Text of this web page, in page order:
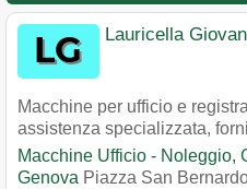
Lauricella
Macchine per ufficio e
assistenza specializzata,
Macchine Ufficio - Noleggio,
Genova Piazza San